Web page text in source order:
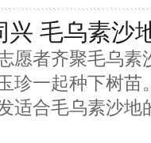
毛乌素沙
愿者齐聚毛乌素
珍一起种下树苗
适合毛乌素沙地